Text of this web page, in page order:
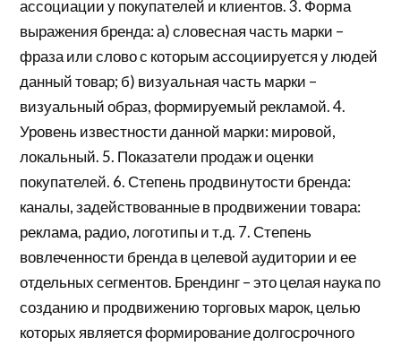
ассоциации у покупателей и клиентов. 3. Форма
выражения бренда: а) словесная часть марки –
фраза или слово с которым ассоциируется у людей
данный товар; б) визуальная часть марки –
визуальный образ, формируемый рекламой. 4.
Уровень известности данной марки: мировой,
локальный. 5. Показатели продаж и оценки
покупателей. 6. Степень продвинутости бренда:
каналы, задействованные в продвижении товара:
реклама, радио, логотипы и т.д. 7. Степень
вовлеченности бренда в целевой аудитории и ее
отдельных сегментов. Брендинг – это целая наука по
созданию и продвижению торговых марок, целью
которых является формирование долгосрочного